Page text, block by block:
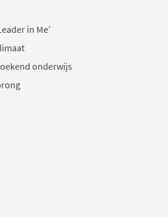
in Me’
onderwijs